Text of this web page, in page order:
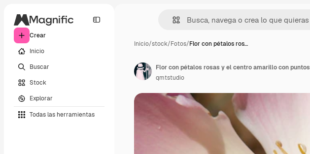
Crear
Inicio
Buscar
Stock
Explorar
Todas las herramientas
Inicio/stock/Fotos/Flor con pétalos ros…
Flor con pétalos rosas y el centro amarillo con puntos
qmtstudio